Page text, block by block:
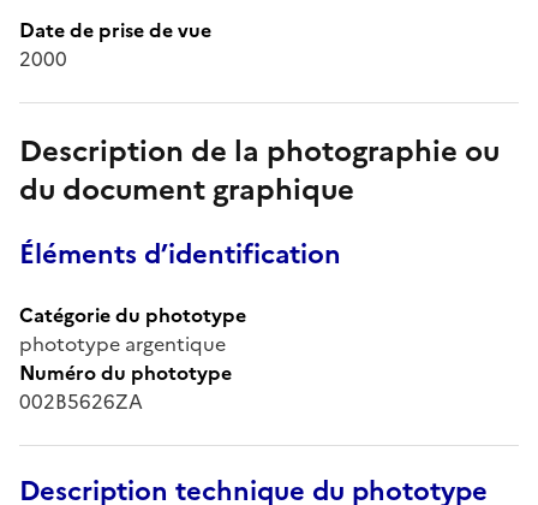
Date de prise de vue
2000
Description de la photographie ou
du document graphique
Éléments d’identification
Catégorie du phototype
phototype argentique
Numéro du phototype
002B5626ZA
Description technique du phototype